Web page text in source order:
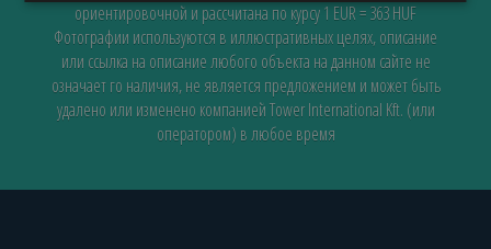
ориентировочной и рассчитана по курсу 1 EUR = 363 HUF
Фотографии используются в иллюстративных целях, описание
или ссылка на описание любого объекта на данном сайте не
означает го наличия, не является предложением и может быть
удалено или изменено компанией Tower International Kft. (или
оператором) в любое время